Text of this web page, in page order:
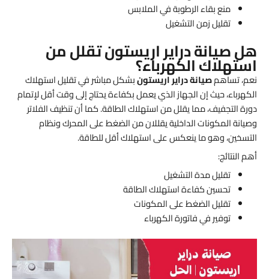
منع بقاء الرطوبة في الملابس
تقليل زمن التشغيل
هل صيانة دراير اريستون تقلل من
استهلاك الكهرباء؟
نعم، تساهمصيانة دراير اريستونبشكل مباشر في تقليل استهلاك
الكهرباء، حيث إن الجهاز الذي يعمل بكفاءة يحتاج إلى وقت أقل لإتمام
دورة التجفيف، مما يقلل من استهلاك الطاقة. كما أن تنظيف الفلاتر
وصيانة المكونات الداخلية يقللان من الضغط على المحرك ونظام
التسخين، وهو ما ينعكس على استهلاك أقل للطاقة.
أهم النتائج:
تقليل مدة التشغيل
تحسين كفاءة استهلاك الطاقة
تقليل الضغط على المكونات
توفير في فاتورة الكهرباء